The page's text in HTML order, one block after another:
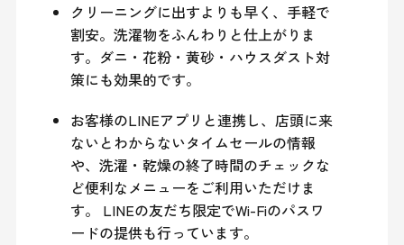
クリーニングに出すよりも早く、手軽で
割安。洗濯物をふんわりと仕上がりま
す。ダニ・花粉・黄砂・ハウスダスト対
策にも効果的です。
お客様のLINEアプリと連携し、店頭に来
ないとわからないタイムセールの情報
や、洗濯・乾燥の終了時間のチェックな
ど便利なメニューをご利用いただけま
す。 LINEの友だち限定でWi-Fiのパスワ
ードの提供も行っています。